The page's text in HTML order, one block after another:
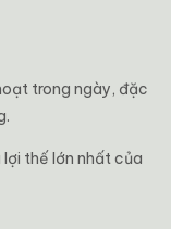
trong ngày, đặc
thế lớn nhất của